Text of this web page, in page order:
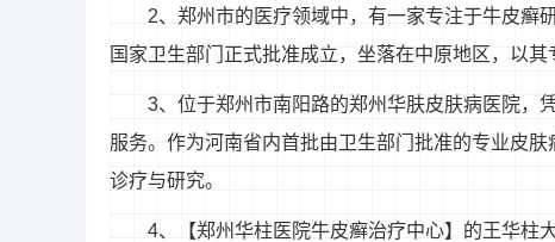
2、郑州市的医疗领域中，有一家专注于牛皮
国家卫生部门正式批准成立，坐落在中原地区，以
3、位于郑州市南阳路的郑州华肤皮肤病医院，
服务。作为河南省内首批由卫生部门批准的专业皮
诊疗与研究。
4、【郑州华柱医院牛皮癣治疗中心】的王华柱